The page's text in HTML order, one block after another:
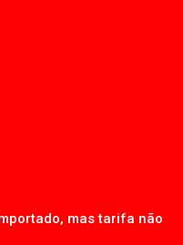
mas tarifa não